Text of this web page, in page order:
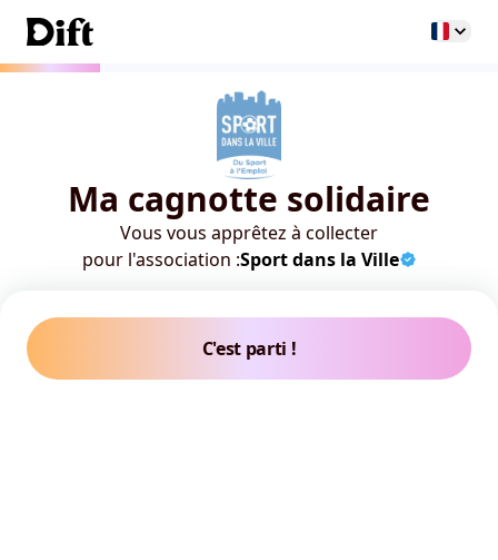
Ma cagnotte solidaire
Vous vous apprêtez à collecter
pour l'association :Sport dans la Ville
C'est parti !